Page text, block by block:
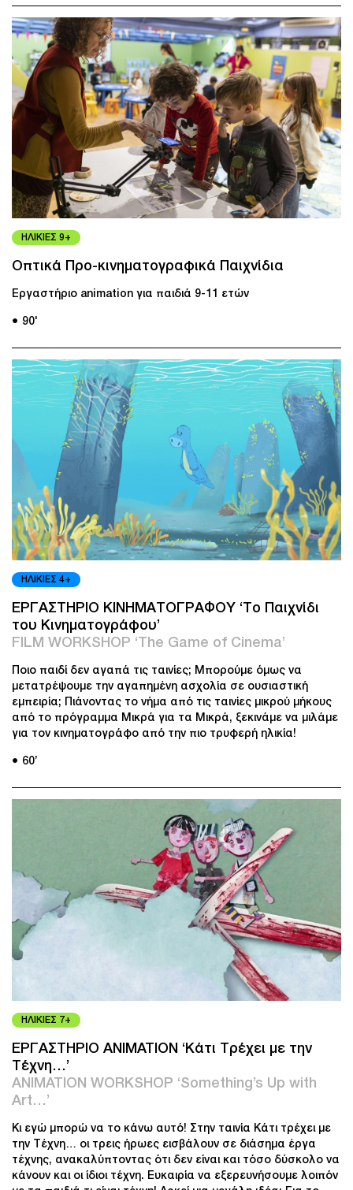
ΗΛΙΚΙΕΣ 9+
Οπτικά Προ-κινηματογραφικά Παιχνίδια
Εργαστήριο animation για παιδιά 9-11 ετών
● 90'
ΗΛΙΚΙΕΣ 4+
ΕΡΓΑΣΤΗΡΙΟ ΚΙΝΗΜΑΤΟΓΡΑΦΟΥ ‘Το Παιχνίδι
του Κινηματογράφου’
FILM WORKSHOP ‘The Game of Cinema’
Ποιο παιδί δεν αγαπά τις ταινίες; Μπορούμε όμως να
μετατρέψουμε την αγαπημένη ασχολία σε ουσιαστική
εμπειρία; Πιάνοντας το νήμα από τις ταινίες μικρού μήκους
από το πρόγραμμα Μικρά για τα Μικρά, ξεκινάμε να μιλάμε
για τον κινηματογράφο από την πιο τρυφερή ηλικία!
● 60’
ΗΛΙΚΙΕΣ 7+
ΕΡΓΑΣΤΗΡΙΟ ANIMATION ‘Κάτι Τρέχει με την
Τέχνη…’
ANIMATION WORKSHOP ‘Something’s Up with
Art…’
Κι εγώ μπορώ να το κάνω αυτό! Στην ταινία Κάτι τρέχει με
την Τέχνη… οι τρεις ήρωες εισβάλουν σε διάσημα έργα
τέχνης, ανακαλύπτοντας ότι δεν είναι και τόσο δύσκολο να
κάνουν και οι ίδιοι τέχνη. Ευκαιρία να εξερευνήσουμε λοιπόν